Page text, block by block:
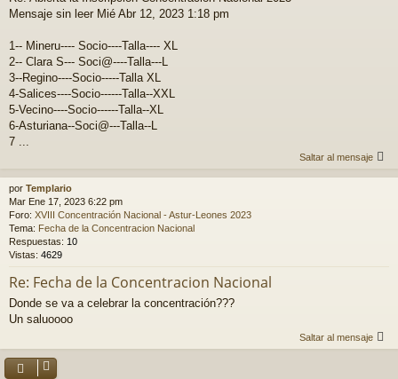
Mensaje sin leer Mié Abr 12, 2023 1:18 pm
1-- Mineru---- Socio----Talla---- XL
2-- Clara S--- Soci@----Talla---L
3--Regino----Socio-----Talla XL
4-Salices----Socio------Talla--XXL
5-Vecino----Socio------Talla--XL
6-Asturiana--Soci@---Talla--L
7 ...
Saltar al mensaje
por Templario
Mar Ene 17, 2023 6:22 pm
Foro: XVIII Concentración Nacional - Astur-Leones 2023
Tema: Fecha de la Concentracion Nacional
Respuestas: 10
Vistas: 4629
Re: Fecha de la Concentracion Nacional
Donde se va a celebrar la concentración???
Un saluoooo
Saltar al mensaje